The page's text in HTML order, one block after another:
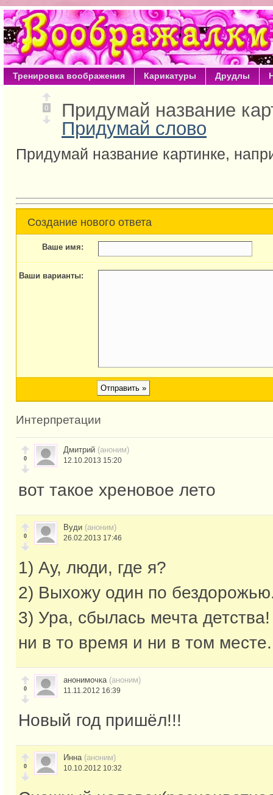
Тренировка воображения Карикатуры Друдлы
0
Придумай название
Придумай слово
Придумай название картинке,
Создание нового ответа
Ваше имя:
Ваши варианты:
Интерпретации
0
Дмитрий (аноним)
12.10.2013 15:20
вот такое хреновое лето
0
Вуди (аноним)
26.02.2013 17:46
1) Ау, люди, где я?
2) Выхожу один по
3) Ура, сбылась мечта
ни в то время и ни в том
0
анонимочка (аноним)
11.11.2012 16:39
Новый год пришёл!!!
0
Инна (аноним)
10.10.2012 10:32